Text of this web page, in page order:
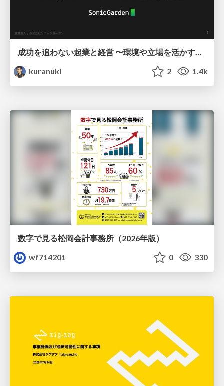
成功を追わない起業と経営 〜環境や立場を活かす戦略（Homing 2026）
kuranuki
2 1.4k
数字で見る松岡会計事務所（2026年版）
wf714201
0 330